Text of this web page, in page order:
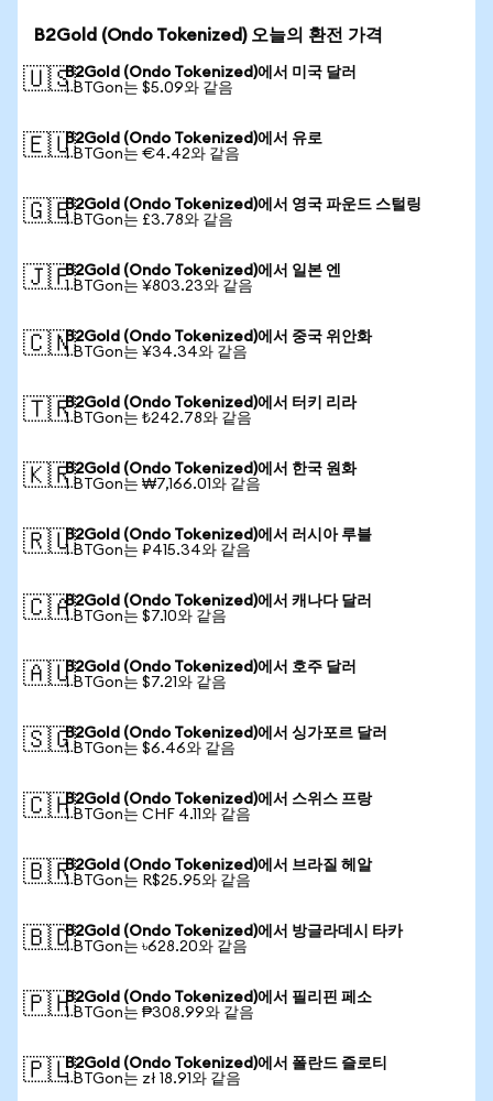
B2Gold (Ondo Tokenized) 오늘의 환전 가격
🇺🇸B2Gold (Ondo Tokenized)에서 미국 달러
1 BTGon는 $5.09와 같음
🇪🇺B2Gold (Ondo Tokenized)에서 유로
1 BTGon는 €4.42와 같음
🇬🇧B2Gold (Ondo Tokenized)에서 영국 파운드 스털링
1 BTGon는 £3.78와 같음
🇯🇵B2Gold (Ondo Tokenized)에서 일본 엔
1 BTGon는 ¥803.23와 같음
🇨🇳B2Gold (Ondo Tokenized)에서 중국 위안화
1 BTGon는 ¥34.34와 같음
🇹🇷B2Gold (Ondo Tokenized)에서 터키 리라
1 BTGon는 ₺242.78와 같음
🇰🇷B2Gold (Ondo Tokenized)에서 한국 원화
1 BTGon는 ₩7,166.01와 같음
🇷🇺B2Gold (Ondo Tokenized)에서 러시아 루블
1 BTGon는 ₽415.34와 같음
🇨🇦B2Gold (Ondo Tokenized)에서 캐나다 달러
1 BTGon는 $7.10와 같음
🇦🇺B2Gold (Ondo Tokenized)에서 호주 달러
1 BTGon는 $7.21와 같음
🇸🇬B2Gold (Ondo Tokenized)에서 싱가포르 달러
1 BTGon는 $6.46와 같음
🇨🇭B2Gold (Ondo Tokenized)에서 스위스 프랑
1 BTGon는 CHF 4.11와 같음
🇧🇷B2Gold (Ondo Tokenized)에서 브라질 헤알
1 BTGon는 R$25.95와 같음
🇧🇩B2Gold (Ondo Tokenized)에서 방글라데시 타카
1 BTGon는 ৳628.20와 같음
🇵🇭B2Gold (Ondo Tokenized)에서 필리핀 페소
1 BTGon는 ₱308.99와 같음
🇵🇱B2Gold (Ondo Tokenized)에서 폴란드 즐로티
1 BTGon는 zł 18.91와 같음